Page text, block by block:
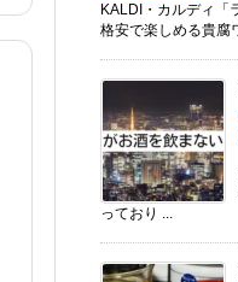
KALDI・カルディ「
格安で楽しめる貴腐
っており ...